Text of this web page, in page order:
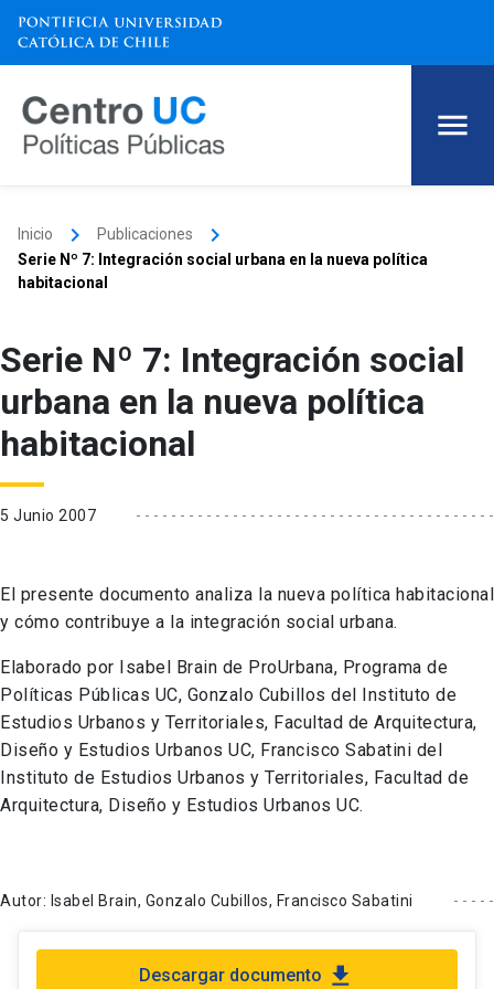
Inicio keyboard_arrow_right Publicaciones keyboard_arrow_right
Serie Nº 7: Integración social urbana en la nueva política
habitacional
Serie Nº 7: Integración social
urbana en la nueva política
habitacional
5 Junio 2007
El presente documento analiza la nueva política habitacional
y cómo contribuye a la integración social urbana.
Elaborado por Isabel Brain de ProUrbana, Programa de
Políticas Públicas UC, Gonzalo Cubillos del Instituto de
Estudios Urbanos y Territoriales, Facultad de Arquitectura,
Diseño y Estudios Urbanos UC, Francisco Sabatini del
Instituto de Estudios Urbanos y Territoriales, Facultad de
Arquitectura, Diseño y Estudios Urbanos UC.
Autor: Isabel Brain, Gonzalo Cubillos, Francisco Sabatini
Descargar documento file_download